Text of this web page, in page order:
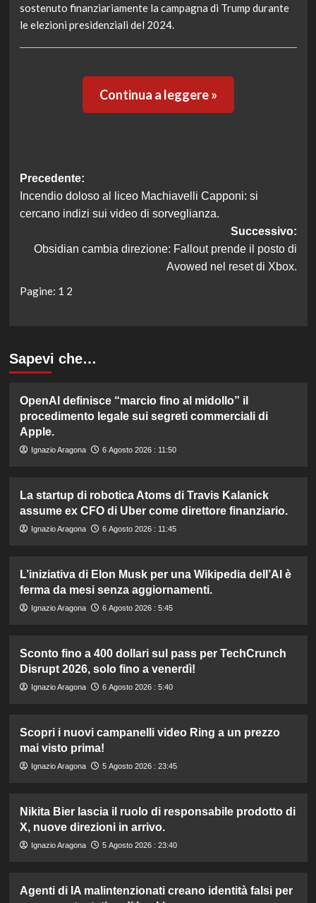
sostenuto finanziariamente la campagna di Trump durante
le elezioni presidenziali del 2024.
Continua a leggere »
Navigazione
articolo
Precedente:
Incendio doloso al liceo Machiavelli Capponi: si
cercano indizi sui video di sorveglianza.
Successivo:
Obsidian cambia direzione: Fallout prende il posto di
Avowed nel reset di Xbox.
Pagine: 1 2
Sapevi che…
OpenAI definisce “marcio fino al midollo” il
procedimento legale sui segreti commerciali di
Apple.
Ignazio Aragona 6 Agosto 2026 : 11:50
La startup di robotica Atoms di Travis Kalanick
assume ex CFO di Uber come direttore finanziario.
Ignazio Aragona 6 Agosto 2026 : 11:45
L’iniziativa di Elon Musk per una Wikipedia dell’AI è
ferma da mesi senza aggiornamenti.
Ignazio Aragona 6 Agosto 2026 : 5:45
Sconto fino a 400 dollari sul pass per TechCrunch
Disrupt 2026, solo fino a venerdì!
Ignazio Aragona 6 Agosto 2026 : 5:40
Scopri i nuovi campanelli video Ring a un prezzo
mai visto prima!
Ignazio Aragona 5 Agosto 2026 : 23:45
Nikita Bier lascia il ruolo di responsabile prodotto di
X, nuove direzioni in arrivo.
Ignazio Aragona 5 Agosto 2026 : 23:40
Agenti di IA malintenzionati creano identità falsi per